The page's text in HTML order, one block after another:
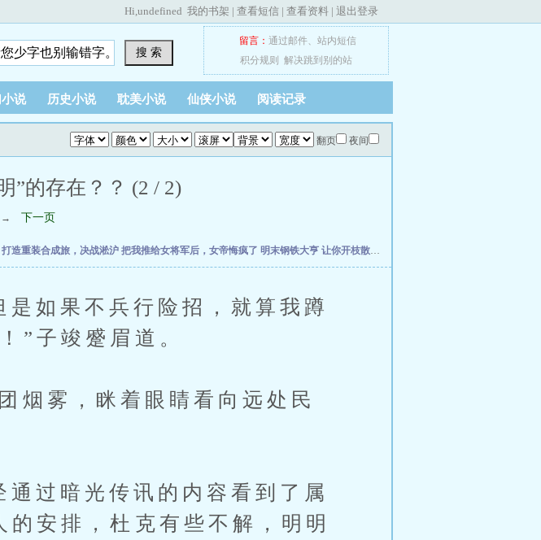
Hi,undefined 我的书架 | 查看短信 | 查看资料 | 退出登录
搜 索
留言： 通过邮件、 站内短信
积分规则
解决跳到别的站
说 历史小说 耽美小说 仙侠小说 阅读记录
翻页 夜间
”的存在？？ (2 / 2)
→ 下一页
造重装合成旅，决战淞沪 把我推给女将军后，女帝悔疯了 明末钢铁大亨 让你开枝散叶，你带七名罪女造反？
果不兵行险招，就算我蹲
”子竣蹙眉道。
雾，眯着眼睛看向远处民
暗光传讯的内容看到了属
安排，杜克有些不解，明明